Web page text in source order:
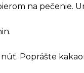
na pečenie.
Poprášte